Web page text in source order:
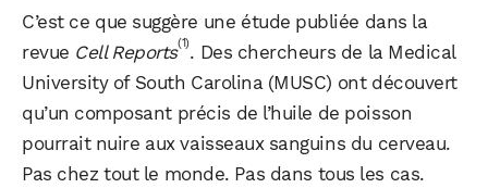
C’est ce que suggère une étude publiée dans la
revue Cell Reports(1). Des chercheurs de la Medical
University of South Carolina (MUSC) ont découvert
qu’un composant précis de l’huile de poisson
pourrait nuire aux vaisseaux sanguins du cerveau.
Pas chez tout le monde. Pas dans tous les cas.